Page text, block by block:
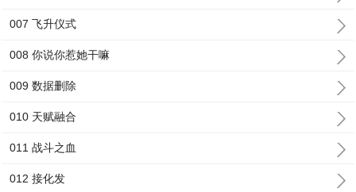
007 飞升仪式
008 你说你惹她干嘛
009 数据删除
010 天赋融合
011 战斗之血
012 接化发